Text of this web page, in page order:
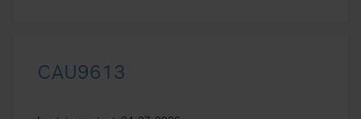
CAU9613